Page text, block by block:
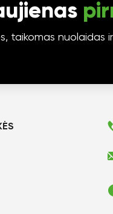
taikomas nuolaidas